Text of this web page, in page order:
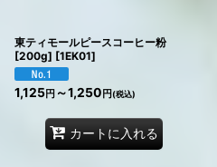
東ティモールピースコーヒー粉
[200g] [1EK01]
1,125円 ～1,250 円(税込)
カートに入れる